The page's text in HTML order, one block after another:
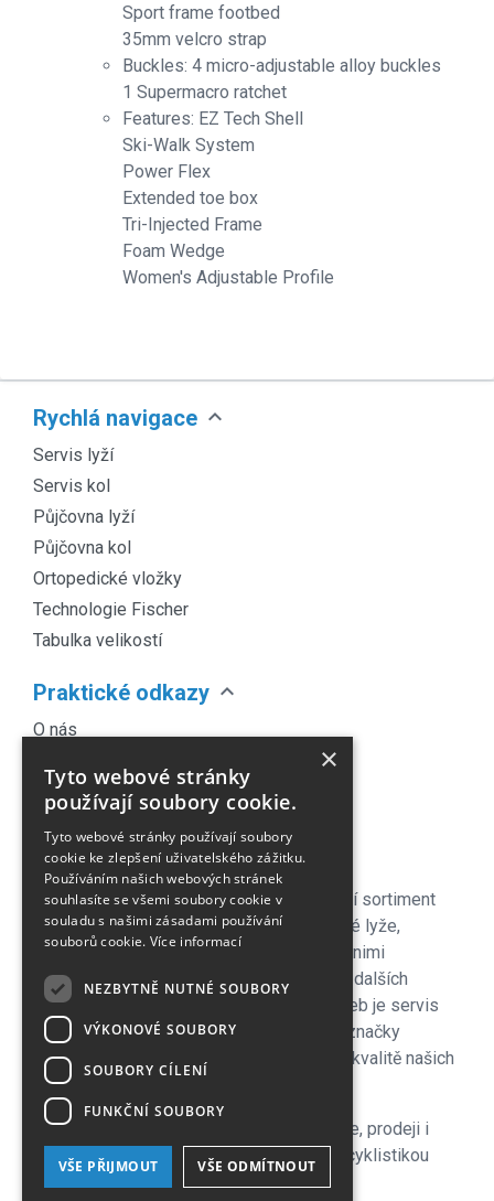
Sport frame footbed
35mm velcro strap
Buckles: 4 micro-adjustable alloy buckles
1 Supermacro ratchet
Features: EZ Tech Shell
Ski-Walk System
Power Flex
Extended toe box
Tri-Injected Frame
Foam Wedge
Women's Adjustable Profile
Rychlá navigace expand_more
Servis lyží
Servis kol
Půjčovna lyží
Půjčovna kol
Ortopedické vložky
Technologie Fischer
Tabulka velikostí
Praktické odkazy expand_more
O nás
Obchodní podmínky
Kontakt
Pro naše zákazníky je připraven kompletní sortiment
lyžařského vybavení - sjezdové a bežecké lyže,
lyžařské a běžecké boty, snowboardy a s nimi
související vybavení, oblečení a celá řada dalších
doplňků. Důležitou součástí zimních služeb je servis
lyží i snowboardů na špičkových strojích značky
Wintersteiger zkušenými servismeny. Na kvalitě našich
servisů si velmi zakládáme!
V letní sezoně se plně věnujeme cyklistice, prodeji i
servisu kol a nabízíme veškeré služby s cyklistikou
×
Tyto webové stránky
používají soubory cookie.
Tyto webové stránky používají soubory
cookie ke zlepšení uživatelského zážitku.
Používáním našich webových stránek
souhlasíte se všemi soubory cookie v
souladu s našimi zásadami používání
souborů cookie. Více informací
NEZBYTNĚ NUTNÉ SOUBORY
VÝKONOVÉ SOUBORY
SOUBORY CÍLENÍ
FUNKČNÍ SOUBORY
VŠE PŘIJMOUT VŠE ODMÍTNOUT